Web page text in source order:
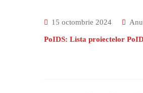
15 octombrie 2024
PoIDS: Lista proiectelor